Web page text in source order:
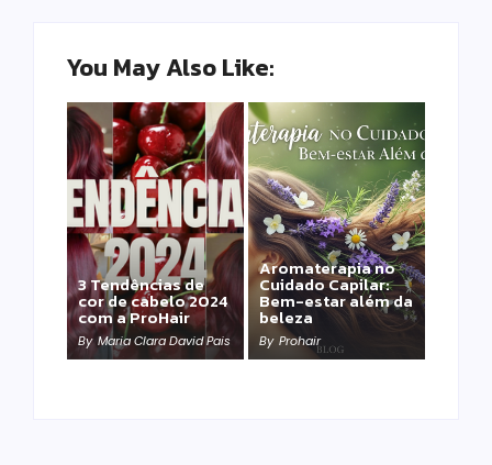
You May Also Like:
3 Tendências de
cor de cabelo 2024
com a ProHair
By Maria Clara David Pais
Aromaterapia no
Cuidado Capilar:
Bem-estar além da
beleza
By Prohair
Detox Capilar: Por
que remover
metais pesados
salva sua química?
By Prohair